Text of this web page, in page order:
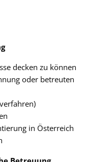
decken zu können
oder betreuten
in Österreich